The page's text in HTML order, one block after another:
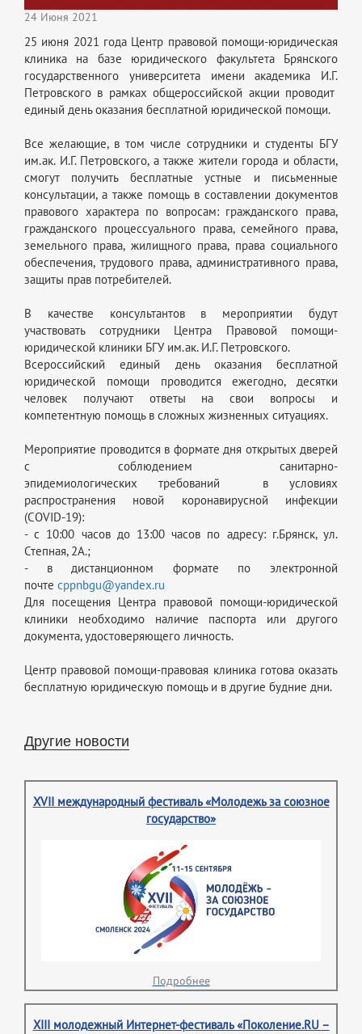
24 Июня 2021
25 июня 2021 года Центр правовой помощи-юридическая
клиника на базе юридического факультета Брянского
государственного университета имени академика И.Г.
Петровского в рамках общероссийской акции проводит
единый день оказания бесплатной юридической помощи.
Все желающие, в том числе сотрудники и студенты БГУ
им.ак. И.Г. Петровского, а также жители города и области,
смогут получить бесплатные устные и письменные
консультации, а также помощь в составлении документов
правового характера по вопросам: гражданского права,
гражданского процессуального права, семейного права,
земельного права, жилищного права, права социального
обеспечения, трудового права, административного права,
защиты прав потребителей.
В качестве консультантов в мероприятии будут
участвовать сотрудники Центра Правовой помощи-
юридической клиники БГУ им.ак. И.Г. Петровского.
Всероссийский единый день оказания бесплатной
юридической помощи проводится ежегодно, десятки
человек получают ответы на свои вопросы и
компетентную помощь в сложных жизненных ситуациях.
Мероприятие проводится в формате дня открытых дверей
с соблюдением санитарно-
эпидемиологических требований в условиях
распространения новой коронавирусной инфекции
(COVID-19):
- с 10:00 часов до 13:00 часов по адресу: г.Брянск, ул.
Степная, 2А.;
- в дистанционном формате по электронной
почте cppnbgu@yandex.ru
Для посещения Центра правовой помощи-юридической
клиники необходимо наличие паспорта или другого
документа, удостоверяющего личность.
Центр правовой помощи-правовая клиника готова оказать
бесплатную юридическую помощь и в другие будние дни.
Другие новости
XVII международный фестиваль «Молодежь за союзное
государство»
Подробнее
XIII молодежный Интернет-фестиваль «Поколение.RU –